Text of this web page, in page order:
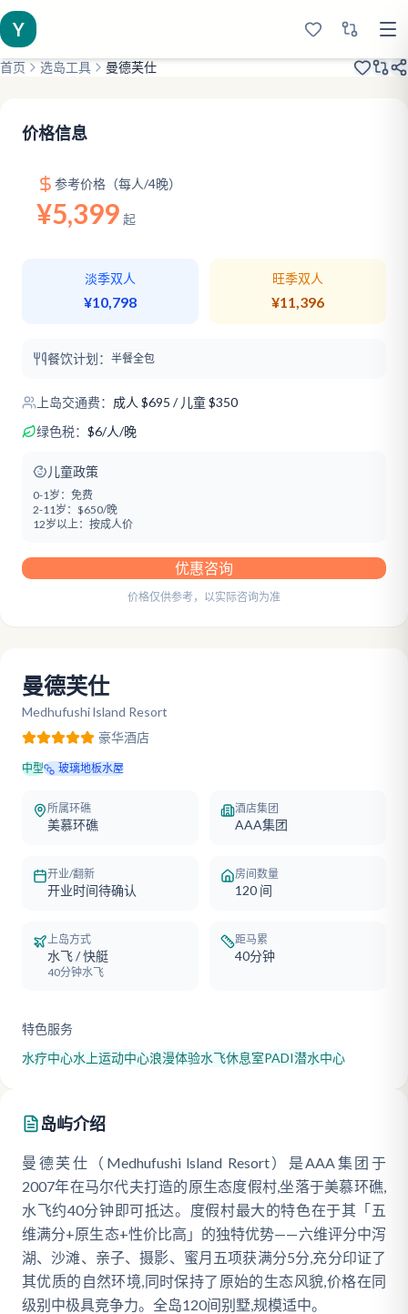
Y
首页 选岛工具 曼德芙仕
价格信息
参考价格（每人/4晚）
¥5,399 起
淡季双人
¥10,798
旺季双人
¥11,396
餐饮计划： 半餐全包
上岛交通费： 成人 $695 / 儿童 $350
绿色税： $6/人/晚
儿童政策
0-1岁： 免费
2-11岁： $650/晚
12岁以上： 按成人价
优惠咨询
价格仅供参考，以实际咨询为准
曼德芙仕
Medhufushi lsland Resort
豪华酒店
中型 玻璃地板水屋
所属环礁
美慕环礁
酒店集团
AAA集团
开业/翻新
开业时间待确认
房间数量
120 间
上岛方式
水飞 / 快艇
40分钟水飞
距马累
40分钟
特色服务
水疗中心水上运动中心浪漫体验水飞休息室PADI潜水中心
岛屿介绍
曼德芙仕（Medhufushi lsland Resort）是AAA集团于
2007年在马尔代夫打造的原生态度假村,坐落于美慕环礁,
水飞约40分钟即可抵达。度假村最大的特色在于其「五
维满分+原生态+性价比高」的独特优势——六维评分中泻
湖、沙滩、亲子、摄影、蜜月五项获满分5分,充分印证了
其优质的自然环境,同时保持了原始的生态风貌,价格在同
级别中极具竞争力。全岛120间别墅,规模适中。